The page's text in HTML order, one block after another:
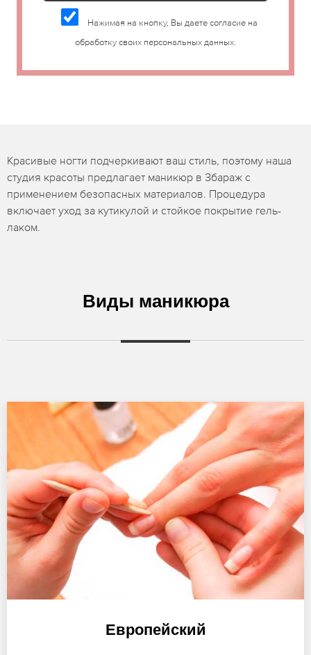
Нажимая на кнопку, Вы даете согласие на
обработку своих персональных данных.
Красивые ногти подчеркивают ваш стиль, поэтому наша
студия красоты предлагает маникюр в Збараж с
применением безопасных материалов. Процедура
включает уход за кутикулой и стойкое покрытие гель-
лаком.
Виды маникюра
Европейский